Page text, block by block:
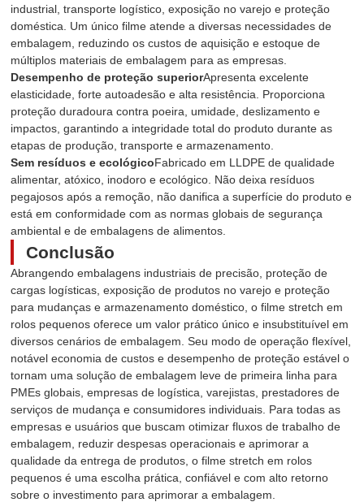
industrial, transporte logístico, exposição no varejo e proteção
doméstica. Um único filme atende a diversas necessidades de
embalagem, reduzindo os custos de aquisição e estoque de
múltiplos materiais de embalagem para as empresas.
Desempenho de proteção superiorApresenta excelente
elasticidade, forte autoadesão e alta resistência. Proporciona
proteção duradoura contra poeira, umidade, deslizamento e
impactos, garantindo a integridade total do produto durante as
etapas de produção, transporte e armazenamento.
Sem resíduos e ecológicoFabricado em LLDPE de qualidade
alimentar, atóxico, inodoro e ecológico. Não deixa resíduos
pegajosos após a remoção, não danifica a superfície do produto e
está em conformidade com as normas globais de segurança
ambiental e de embalagens de alimentos.
Conclusão
Abrangendo embalagens industriais de precisão, proteção de
cargas logísticas, exposição de produtos no varejo e proteção
para mudanças e armazenamento doméstico, o filme stretch em
rolos pequenos oferece um valor prático único e insubstituível em
diversos cenários de embalagem. Seu modo de operação flexível,
notável economia de custos e desempenho de proteção estável o
tornam uma solução de embalagem leve de primeira linha para
PMEs globais, empresas de logística, varejistas, prestadores de
serviços de mudança e consumidores individuais. Para todas as
empresas e usuários que buscam otimizar fluxos de trabalho de
embalagem, reduzir despesas operacionais e aprimorar a
qualidade da entrega de produtos, o filme stretch em rolos
pequenos é uma escolha prática, confiável e com alto retorno
sobre o investimento para aprimorar a embalagem.